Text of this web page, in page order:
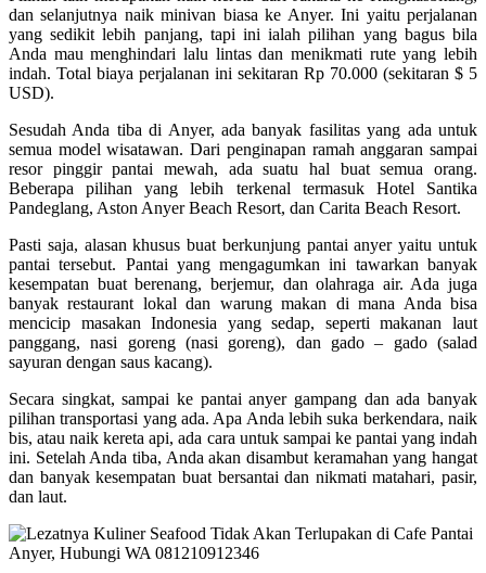
dan selanjutnya naik minivan biasa ke Anyer. Ini yaitu perjalanan
yang sedikit lebih panjang, tapi ini ialah pilihan yang bagus bila
Anda mau menghindari lalu lintas dan menikmati rute yang lebih
indah. Total biaya perjalanan ini sekitaran Rp 70.000 (sekitaran $ 5
USD).
Sesudah Anda tiba di Anyer, ada banyak fasilitas yang ada untuk
semua model wisatawan. Dari penginapan ramah anggaran sampai
resor pinggir pantai mewah, ada suatu hal buat semua orang.
Beberapa pilihan yang lebih terkenal termasuk Hotel Santika
Pandeglang, Aston Anyer Beach Resort, dan Carita Beach Resort.
Pasti saja, alasan khusus buat berkunjung pantai anyer yaitu untuk
pantai tersebut. Pantai yang mengagumkan ini tawarkan banyak
kesempatan buat berenang, berjemur, dan olahraga air. Ada juga
banyak restaurant lokal dan warung makan di mana Anda bisa
mencicip masakan Indonesia yang sedap, seperti makanan laut
panggang, nasi goreng (nasi goreng), dan gado – gado (salad
sayuran dengan saus kacang).
Secara singkat, sampai ke pantai anyer gampang dan ada banyak
pilihan transportasi yang ada. Apa Anda lebih suka berkendara, naik
bis, atau naik kereta api, ada cara untuk sampai ke pantai yang indah
ini. Setelah Anda tiba, Anda akan disambut keramahan yang hangat
dan banyak kesempatan buat bersantai dan nikmati matahari, pasir,
dan laut.